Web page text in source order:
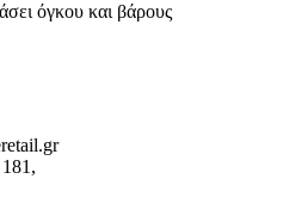
όγκου και βάρους